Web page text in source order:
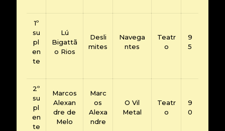
1º
su
pl
en
te
Lú
Bigattã
o Rios
Desli
mites
Navega
ntes
Teatr
o
9
5
2º
su
pl
en
te
Marcos
Alexan
dre de
Melo
Marc
os
Alexa
ndre
O Vil
Metal
Teatr
o
9
0